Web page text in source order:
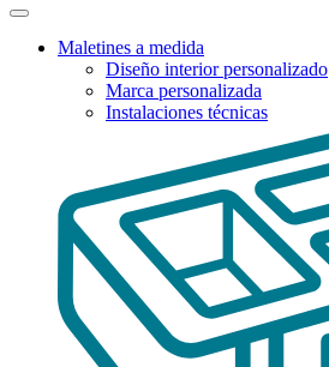
Maletines a medida
Diseño interior personalizado
Marca personalizada
Instalaciones técnicas